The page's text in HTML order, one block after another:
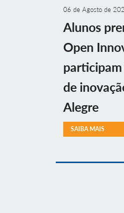
06 de Agosto de
Alunos
Open
de
Alegre
SAIBA MAIS